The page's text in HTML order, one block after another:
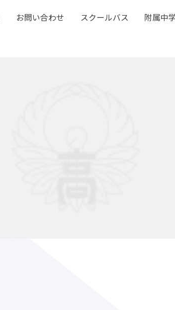
お問い合わせ スクールバス 附属中